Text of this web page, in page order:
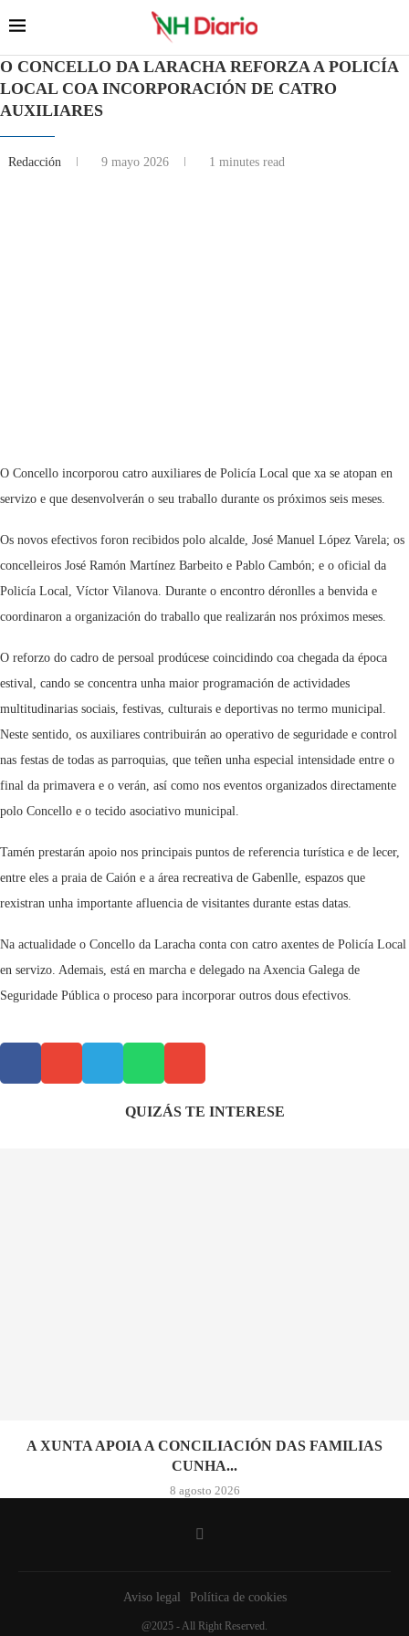
O CONCELLO DA LARACHA REFORZA A POLICÍA
LOCAL COA INCORPORACIÓN DE CATRO
AUXILIARES
Redacción 9 mayo 2026 1 minutes read
O Concello incorporou catro auxiliares de Policía Local que xa se atopan en
servizo e que desenvolverán o seu traballo durante os próximos seis meses.
Os novos efectivos foron recibidos polo alcalde, José Manuel López Varela; os
concelleiros José Ramón Martínez Barbeito e Pablo Cambón; e o oficial da
Policía Local, Víctor Vilanova. Durante o encontro déronlles a benvida e
coordinaron a organización do traballo que realizarán nos próximos meses.
O reforzo do cadro de persoal prodúcese coincidindo coa chegada da época
estival, cando se concentra unha maior programación de actividades
multitudinarias sociais, festivas, culturais e deportivas no termo municipal.
Neste sentido, os auxiliares contribuirán ao operativo de seguridade e control
nas festas de todas as parroquias, que teñen unha especial intensidade entre o
final da primavera e o verán, así como nos eventos organizados directamente
polo Concello e o tecido asociativo municipal.
Tamén prestarán apoio nos principais puntos de referencia turística e de lecer,
entre eles a praia de Caión e a área recreativa de Gabenlle, espazos que
rexistran unha importante afluencia de visitantes durante estas datas.
Na actualidade o Concello da Laracha conta con catro axentes de Policía Local
en servizo. Ademais, está en marcha e delegado na Axencia Galega de
Seguridade Pública o proceso para incorporar outros dous efectivos.
QUIZÁS TE INTERESE
A XUNTA APOIA A CONCILIACIÓN DAS FAMILIAS
CUNHA...
8 agosto 2026
Aviso legal Política de cookies
@2025 - All Right Reserved.